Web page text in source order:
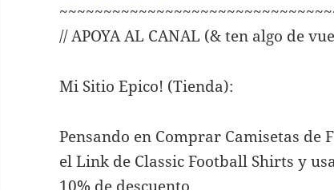
// APOYA AL CANAL (& ten algo de
Mi Sitio Epico! (Tienda):
Pensando en Comprar Camisetas
el Link de Classic Football Shirts y